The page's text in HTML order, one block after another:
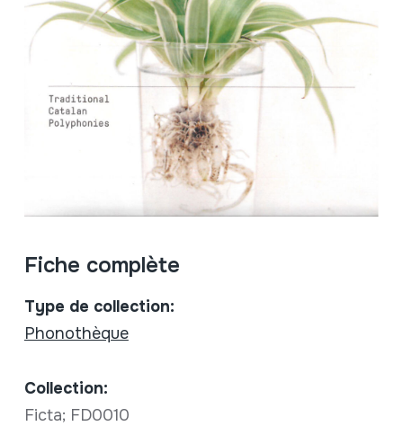
Fiche complète
Type de collection:
Phonothèque
Collection:
Ficta; FD0010